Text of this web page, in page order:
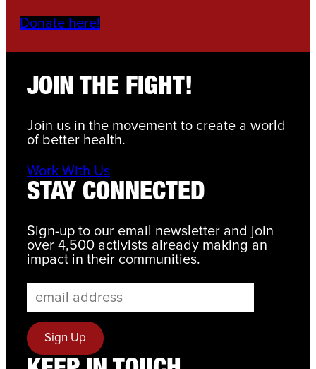
Donate here!
JOIN THE FIGHT!
Join us in the movement to create a world
of better health.
Work With Us
STAY CONNECTED
Sign-up to our email newsletter and join
over 4,500 activists already making an
impact in their communities.